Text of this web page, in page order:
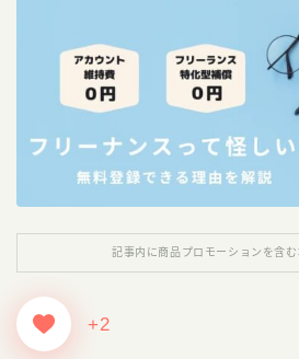
記事内に商品プロモーションを含
+2